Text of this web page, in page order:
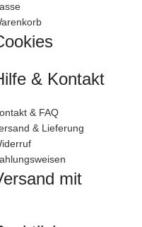
& Kontakt
& FAQ
& Lieferung
mit